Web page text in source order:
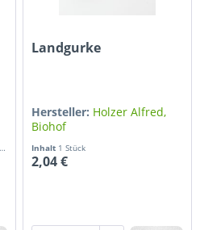
Landgurke
Hersteller: Holzer Alfred,
Biohof
Inhalt 1 Stück
2,04 €